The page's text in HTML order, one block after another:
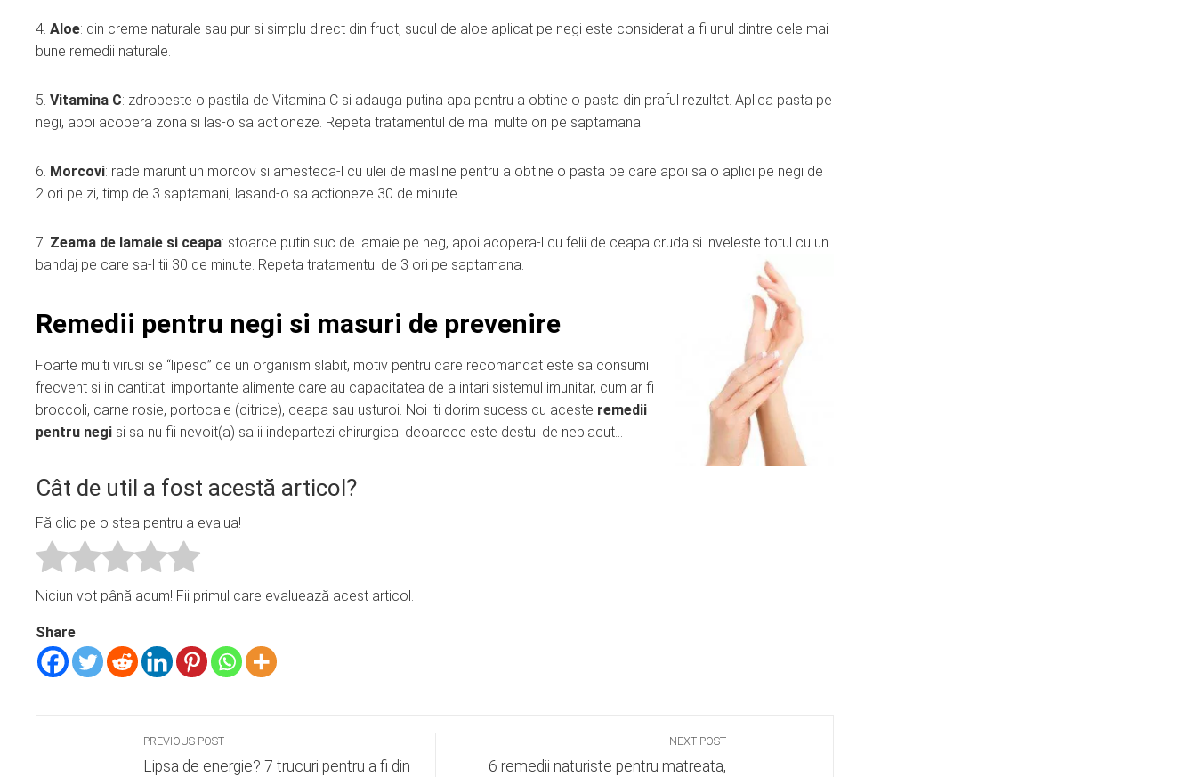
4. Aloe: din creme naturale sau pur si simplu direct din fruct, sucul de aloe aplicat pe negi este considerat a fi unul dintre cele mai
bune remedii naturale.
5. Vitamina C: zdrobeste o pastila de Vitamina C si adauga putina apa pentru a obtine o pasta din praful rezultat. Aplica pasta pe
negi, apoi acopera zona si las-o sa actioneze. Repeta tratamentul de mai multe ori pe saptamana.
6. Morcovi: rade marunt un morcov si amesteca-l cu ulei de masline pentru a obtine o pasta pe care apoi sa o aplici pe negi de
2 ori pe zi, timp de 3 saptamani, lasand-o sa actioneze 30 de minute.
7. Zeama de lamaie si ceapa: stoarce putin suc de lamaie pe neg, apoi acopera-l cu felii de ceapa cruda si inveleste totul cu un
bandaj pe care sa-l tii 30 de minute. Repeta tratamentul de 3 ori pe saptamana.
Remedii pentru negi si masuri de prevenire
Foarte multi virusi se “lipesc” de un organism slabit, motiv pentru care recomandat este sa consumi
frecvent si in cantitati importante alimente care au capacitatea de a intari sistemul imunitar, cum ar fi
broccoli, carne rosie, portocale (citrice), ceapa sau usturoi. Noi iti dorim sucess cu aceste remedii
pentru negi si sa nu fii nevoit(a) sa ii indepartezi chirurgical deoarece este destul de neplacut…
Cât de util a fost acestă articol?
Fă clic pe o stea pentru a evalua!
Niciun vot până acum! Fii primul care evaluează acest articol.
Share
PREVIOUS POST
Lipsa de energie? 7 trucuri pentru a fi din
NEXT POST
6 remedii naturiste pentru matreata,